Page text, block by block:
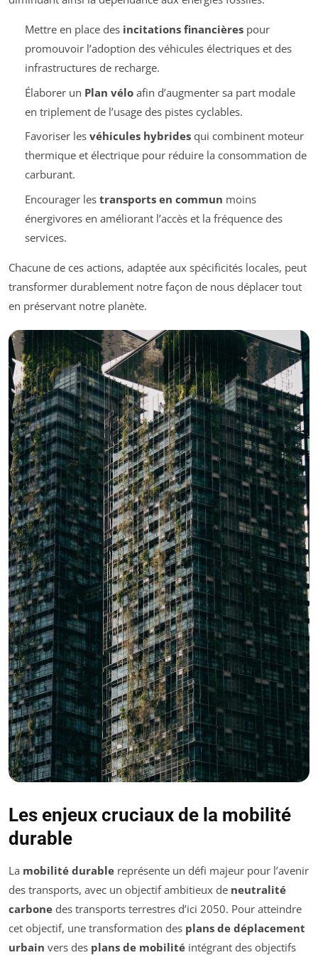
Mettre en place des incitations financièrespour
promouvoir l’adoption des véhicules électriques et des
infrastructures de recharge.
Élaborer un Plan véloafin d’augmenter sa part modale
en triplement de l’usage des pistes cyclables.
Favoriser les véhicules hybridesqui combinent moteur
thermique et électrique pour réduire la consommation de
carburant.
Encourager les transports en commun moins
énergivores en améliorant l’accès et la fréquence des
services.
Chacune de ces actions, adaptée aux spécificités locales, peut
transformer durablement notre façon de nous déplacer tout
en préservant notre planète.
Les enjeux cruciaux de la mobilité
durable
La mobilité durable représente un défi majeur pour l’avenir
des transports, avec un objectif ambitieux de neutralité
carbone des transports terrestres d’ici 2050. Pour atteindre
cet objectif, une transformation des plans de déplacement
urbain vers des plans de mobilité intégrant des objectifs